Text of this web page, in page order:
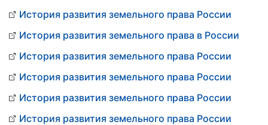
История развития земельного права России
История развития земельного права в России
История развития земельного права России
История развития земельного права России
История развития земельного права России
История развития земельного права России